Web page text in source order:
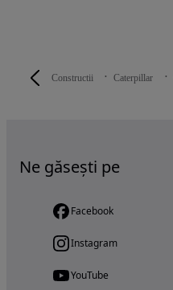
Constructii Caterpillar
Ne găsești pe
Facebook
Instagram
YouTube